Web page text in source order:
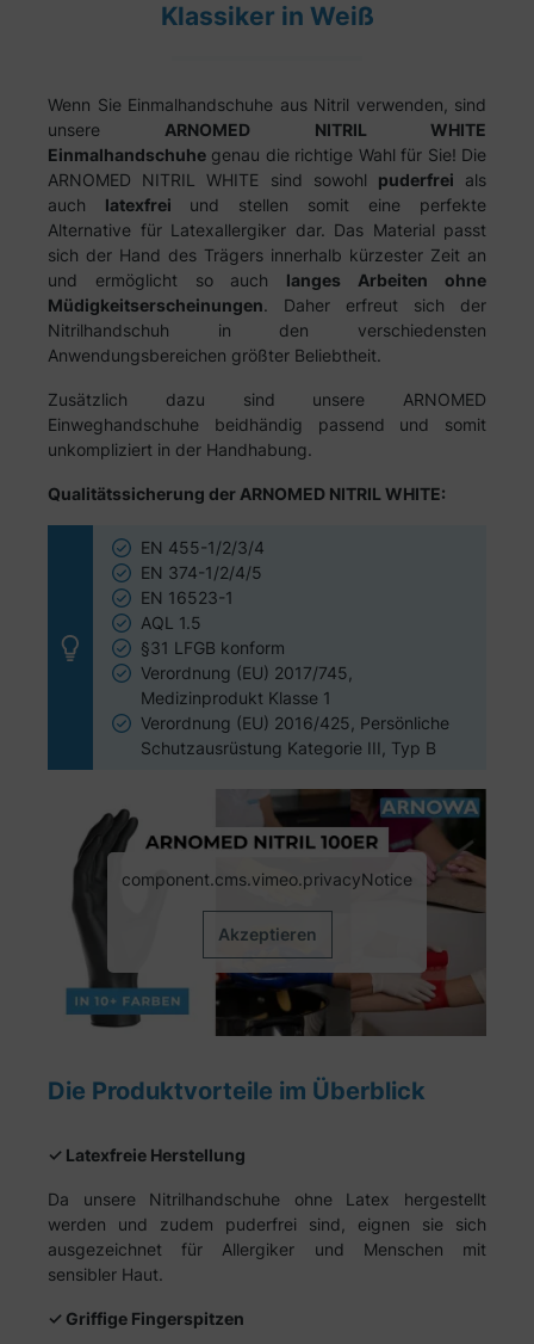
Klassiker in Weiß
Wenn Sie Einmalhandschuhe aus Nitril verwenden, sind
unsereARNOMED NITRIL WHITE
Einmalhandschuhe genau die richtige Wahl für Sie! Die
ARNOMED NITRIL WHITE sind sowohl puderfrei als
auch latexfrei und stellen somit eine perfekte
Alternative für Latexallergiker dar. Das Material passt
sich der Hand des Trägers innerhalb kürzester Zeit an
und ermöglicht so auch langes Arbeiten ohne
Müdigkeitserscheinungen. Daher erfreut sich der
Nitrilhandschuh in den verschiedensten
Anwendungsbereichen größter Beliebtheit.
Zusätzlich dazu sind unsere ARNOMED
Einweghandschuhe beidhändig passend und somit
unkompliziert in der Handhabung.
Qualitätssicherung der ARNOMED NITRIL WHITE:
EN 455-1/2/3/4
EN 374-1/2/4/5
EN 16523-1
AQL 1.5
§31 LFGB konform
Verordnung (EU) 2017/745,
Medizinprodukt Klasse 1
Verordnung (EU) 2016/425, Persönliche
Schutzausrüstung Kategorie III, Typ B
component.cms.vimeo.privacyNotice
Akzeptieren
Die Produktvorteile im Überblick
✓ Latexfreie Herstellung
Da unsere Nitrilhandschuhe ohne Latex hergestellt
werden und zudem puderfrei sind, eignen sie sich
ausgezeichnet für Allergiker und Menschen mit
sensibler Haut.
✓ Griffige Fingerspitzen